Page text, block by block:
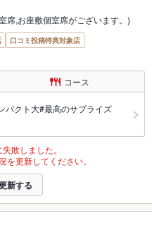
席,お座敷個室席がございます。)
口コミ投稿特典対象店
コース
パクト大#最高のサプライズ
敗しました。
更新してください。
新する